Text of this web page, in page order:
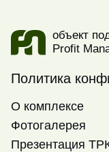
объект
Profit
Политика
О комплексе
Фотогалерея
Презентация